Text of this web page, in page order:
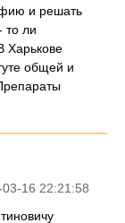
и решать
то ли
Харькове
общей и
03-16 22:21:58